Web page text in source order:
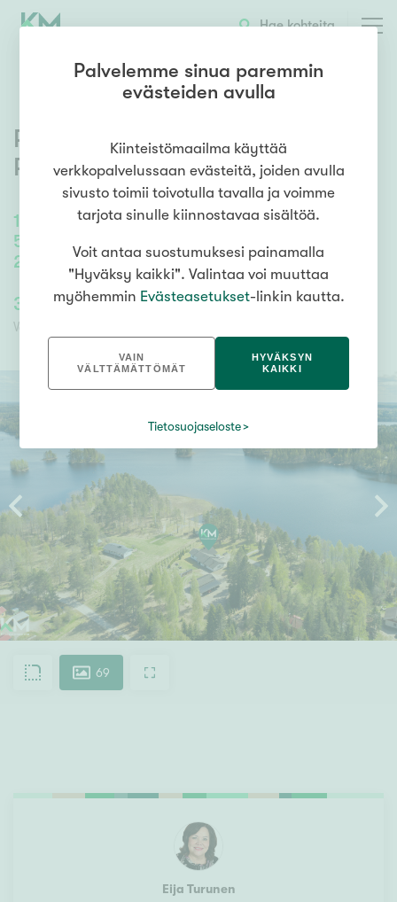
Hae kohteita
165 /225m²
5-6h, tupak., wc, kph, s, eril.wc, khh, 2 v,
2xautotalli autokatos
Rautjärventie 30,Auttoinen
Padasjoki
349 000,00 €
Velaton hinta
349 000,00 €
69
Eija Turunen
Palvelemme sinua paremmin
evästeiden avulla
Kiinteistömaailma käyttää
verkkopalvelussaan evästeitä, joiden avulla
sivusto toimii toivotulla tavalla ja voimme
tarjota sinulle kiinnostavaa sisältöä.
Voit antaa suostumuksesi painamalla
"Hyväksy kaikki". Valintaa voi muuttaa
myöhemmin Evästeasetukset-linkin kautta.
VAIN
VÄLTTÄMÄTTÖMÄT
HYVÄKSYN
KAIKKI
Tietosuojaseloste